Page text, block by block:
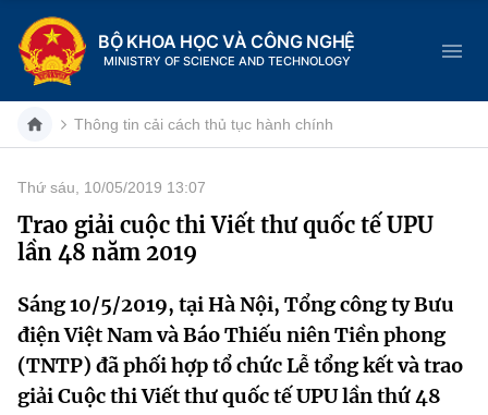
BỘ KHOA HỌC VÀ CÔNG NGHỆ
MINISTRY OF SCIENCE AND TECHNOLOGY
Danh mục
Trang chủ
Giới thiệu
Chức năng nhiệm vụ
Tin tức sự kiện
Dịch vụ công
Thông tin cải cách thủ tục hành chính
Thứ sáu, 10/05/2019 13:07
Trao giải cuộc thi Viết thư quốc tế UPU
lần 48 năm 2019
Sáng 10/5/2019, tại Hà Nội, Tổng công ty Bưu
điện Việt Nam và Báo Thiếu niên Tiền phong
(TNTP) đã phối hợp tổ chức Lễ tổng kết và trao
giải Cuộc thi Viết thư quốc tế UPU lần thứ 48